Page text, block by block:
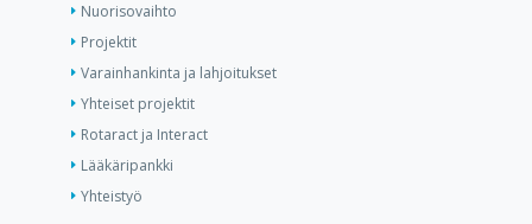
Nuorisovaihto
Projektit
Varainhankinta ja lahjoitukset
Yhteiset projektit
Rotaract ja Interact
Lääkäripankki
Yhteistyö